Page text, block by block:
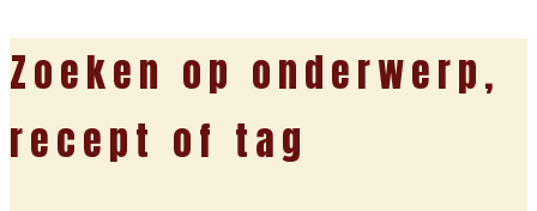
Zoeken op onderwerp,
recept of tag